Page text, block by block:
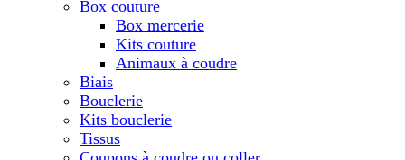
Box couture
Box mercerie
Kits couture
Animaux à coudre
Biais
Bouclerie
Kits bouclerie
Tissus